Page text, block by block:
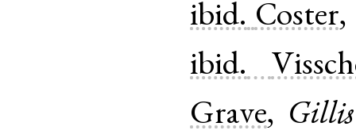
ibid. Coster,
ibid.
Grave, Gillis